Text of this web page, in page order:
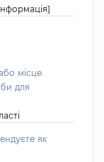
місце
для
як